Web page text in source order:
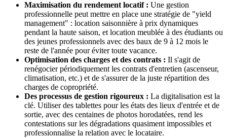
Maximisation du rendement locatif : Une gestion
professionnelle peut mettre en place une stratégie de "yield
management" : location saisonnière à prix dynamiques
pendant la haute saison, et location meublée à des étudiants ou
des jeunes professionnels avec des baux de 9 à 12 mois le
reste de l'année pour éviter toute vacance.
Optimisation des charges et des contrats : Il s'agit de
renégocier périodiquement les contrats d'entretien (ascenseur,
climatisation, etc.) et de s'assurer de la juste répartition des
charges de copropriété.
Des processus de gestion rigoureux : La digitalisation est la
clé. Utiliser des tablettes pour les états des lieux d'entrée et de
sortie, avec des centaines de photos horodatées, rend les
contestations sur les dégradations quasiment impossibles et
professionnalise la relation avec le locataire.